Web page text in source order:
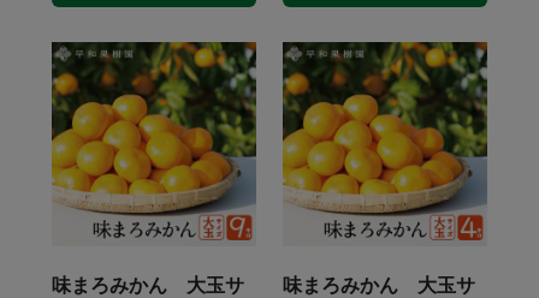
味まろみかん 大玉サ
味まろみかん 大玉サ